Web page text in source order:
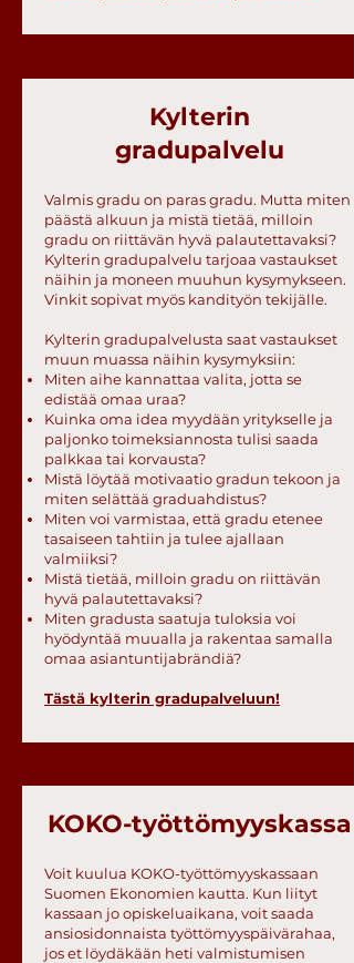
Kylterin
gradupalvelu
Valmis gradu on paras gradu. Mutta miten
päästä alkuun ja mistä tietää, milloin
gradu on riittävän hyvä palautettavaksi?
Kylterin gradupalvelu tarjoaa vastaukset
näihin ja moneen muuhun kysymykseen.
Vinkit sopivat myös kandityön tekijälle.
Kylterin gradupalvelusta saat vastaukset
muun muassa näihin kysymyksiin:
Miten aihe kannattaa valita, jotta se
edistää omaa uraa?
Kuinka oma idea myydään yritykselle ja
paljonko toimeksiannosta tulisi saada
palkkaa tai korvausta?
Mistä löytää motivaatio gradun tekoon ja
miten selättää graduahdistus?
Miten voi varmistaa, että gradu etenee
tasaiseen tahtiin ja tulee ajallaan
valmiiksi?
Mistä tietää, milloin gradu on riittävän
hyvä palautettavaksi?
Miten gradusta saatuja tuloksia voi
hyödyntää muualla ja rakentaa samalla
omaa asiantuntijabrändiä?
Tästä kylterin gradupalveluun!
KOKO-työttömyyskassa
Voit kuulua KOKO-työttömyyskassaan
Suomen Ekonomien kautta. Kun liityt
kassaan jo opiskeluaikana, voit saada
ansiosidonnaista työttömyyspäivärahaa,
jos et löydäkään heti valmistumisen